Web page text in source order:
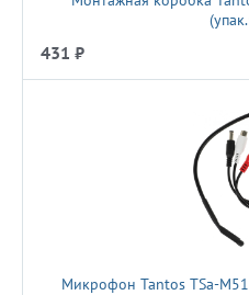
431 ₽
Микрофон Tantos TSa-